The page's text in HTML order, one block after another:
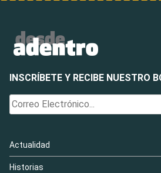
INSCRÍBETE Y RECIBE NUESTRO
Actualidad
Historias